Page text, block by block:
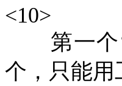
<10>
第一个‘
个，只能用